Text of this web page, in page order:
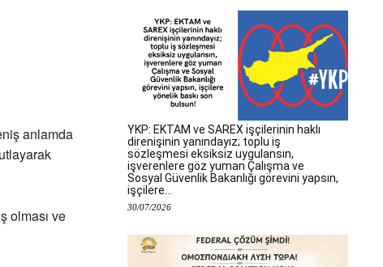
anlamda
olması ve
YKP: EKTAM ve SAREX işçilerinin haklı
direnişinin yanındayız; toplu iş
sözleşmesi eksiksiz uygulansın,
işverenlere göz yuman Çalışma ve
Sosyal Güvenlik Bakanlığı görevini yapsın,
işçilere...
30/07/2026